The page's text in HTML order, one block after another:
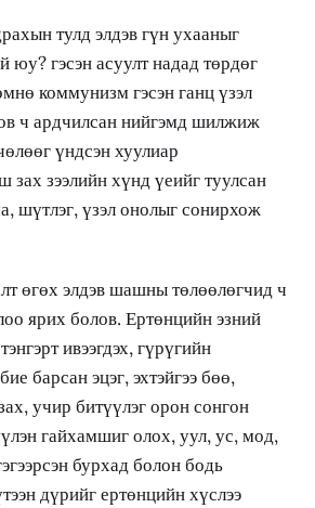
тулд элдэв гүн ухааныг
юу? гэсэн асуулт надад төрдөг
коммунизм гэсэн ганц үзэл
ч ардчилсан нийгэмд шилжиж
үндсэн хуулиар
зах зээлийн хүнд үеийг туулсан
шүтлэг, үзэл онолыг сонирхож
өгөх элдэв шашны төлөөлөгчид ч
ярих болов. Ертөнцийн эзний
ивээгдэх, гүрүгийн
барсан эцэг, эхтэйгээ бөө,
учир битүүлэг орон сонгон
гайхамшиг олох, уул, ус, мод,
бурхад болон бодь
дүрийг ертөнцийн хүслээ